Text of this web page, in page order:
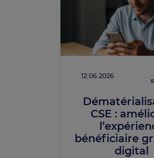
12.06.2026
CSE :
bénéficiaire
digital